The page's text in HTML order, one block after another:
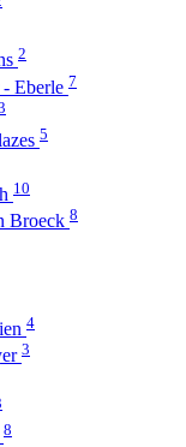
2
Eberle 7
5
10
Broeck 8
4
3
8